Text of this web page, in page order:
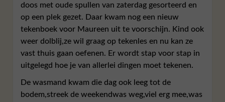
doos met oude spullen van zaterdag gesorteerd en
op een plek gezet. Daar kwam nog een nieuw
tekenboek voor Maureen uit te voorschijn. Kind ook
weer dolblij,ze wil graag op tekenles en nu kan ze
vast thuis gaan oefenen. Er wordt stap voor stap in
uitgelegd hoe je van allerlei dingen moet tekenen.
De wasmand kwam die dag ook leeg tot de
bodem,streek de weekendwas weg,viel erg mee,was